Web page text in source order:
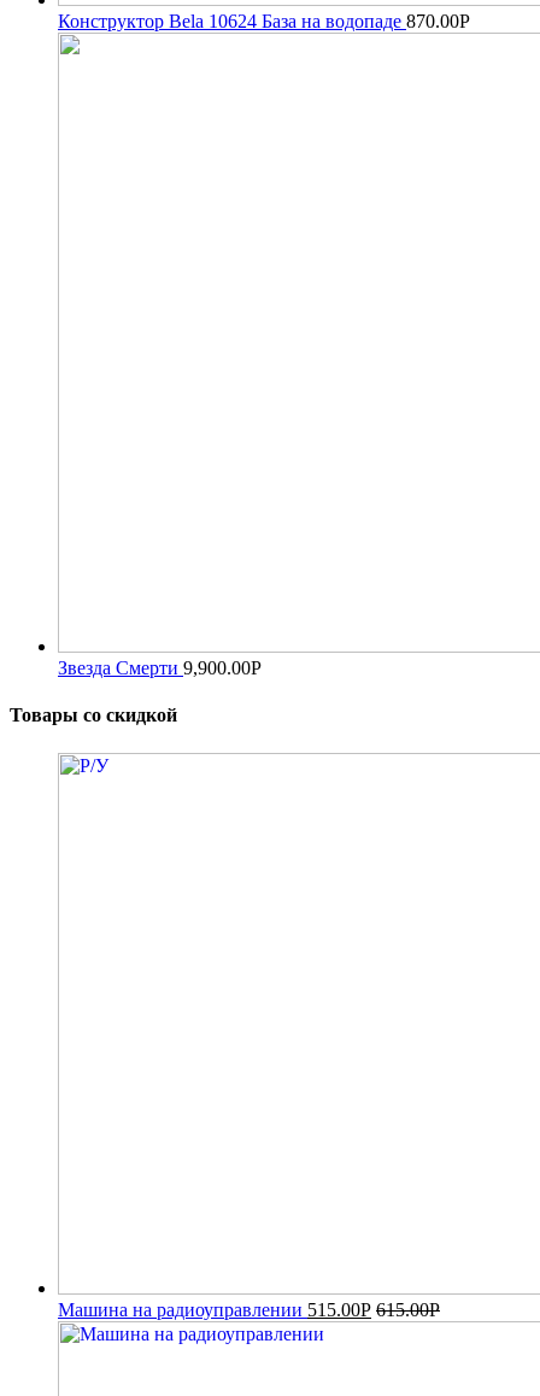
Конструктор Bela 10624 База на водопаде 870.00Р
Звезда Смерти 9,900.00Р
Товары со скидкой
Машина на радиоуправлении 515.00Р 615.00Р